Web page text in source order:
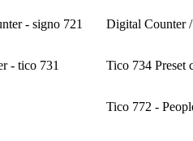
- signo 721 Digital Counter
- tico 731 Tico 734 Preset
Tico 772 -